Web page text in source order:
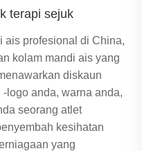
terapi sejuk
ais profesional di China,
kolam mandi ais yang
diskaun
logo anda, warna anda,
seorang atlet
kesihatan
yang